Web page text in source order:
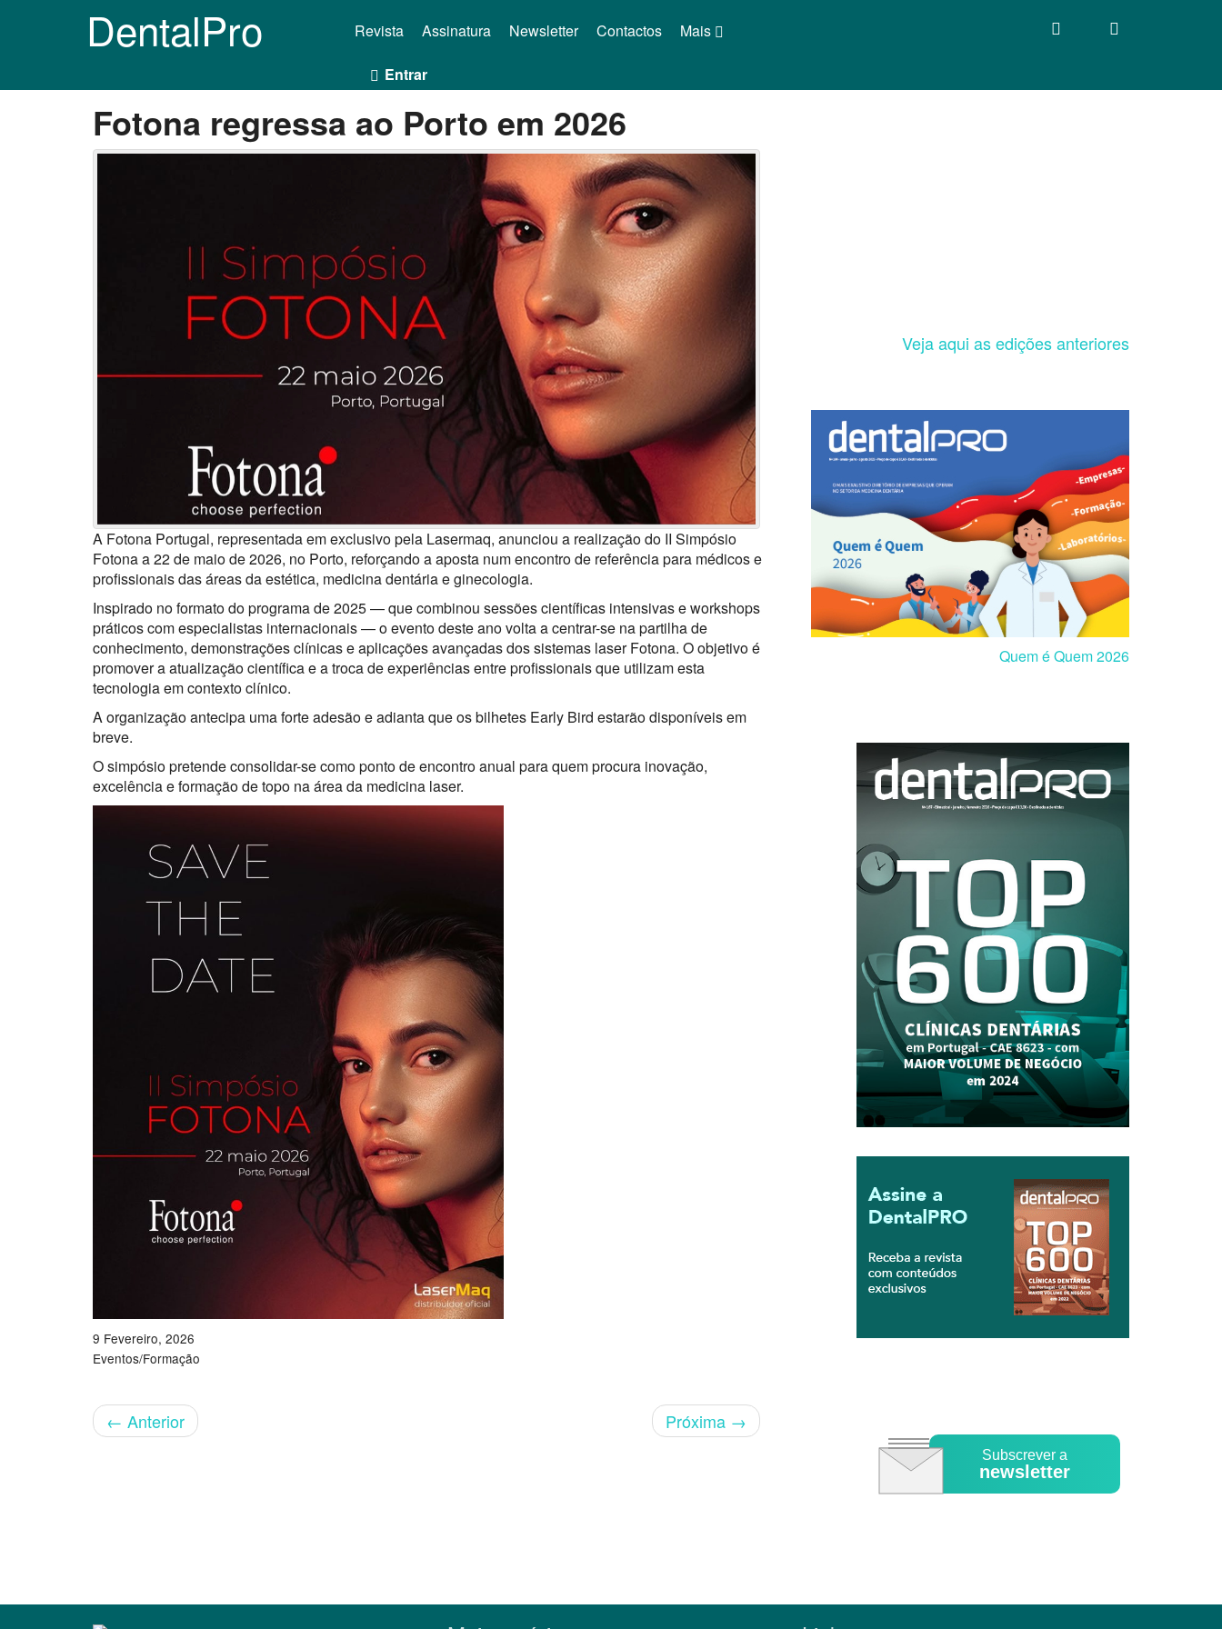
DentalPro Mais
Revista Assinatura Newsletter Contactos
Entrar
Fotona regressa ao Porto em 2026
A Fotona Portugal, representada em exclusivo pela Lasermaq, anunciou a realização do II Simpósio
Fotona a 22 de maio de 2026, no Porto, reforçando a aposta num encontro de referência para médicos e
profissionais das áreas da estética, medicina dentária e ginecologia.
Inspirado no formato do programa de 2025 — que combinou sessões científicas intensivas e workshops
práticos com especialistas internacionais — o evento deste ano volta a centrar-se na partilha de
conhecimento, demonstrações clínicas e aplicações avançadas dos sistemas laser Fotona. O objetivo é
promover a atualização científica e a troca de experiências entre profissionais que utilizam esta
tecnologia em contexto clínico.
A organização antecipa uma forte adesão e adianta que os bilhetes Early Bird estarão disponíveis em
breve.
O simpósio pretende consolidar-se como ponto de encontro anual para quem procura inovação,
excelência e formação de topo na área da medicina laser.
9 Fevereiro, 2026
Eventos/Formação
← Anterior Próxima →
Veja aqui as edições anteriores
Quem é Quem 2026
Subscrever a
newsletter